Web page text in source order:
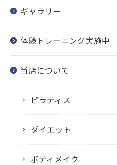
ギャラリー
体験トレーニング実施中
当店について
ピラティス
ダイエット
ボディメイク